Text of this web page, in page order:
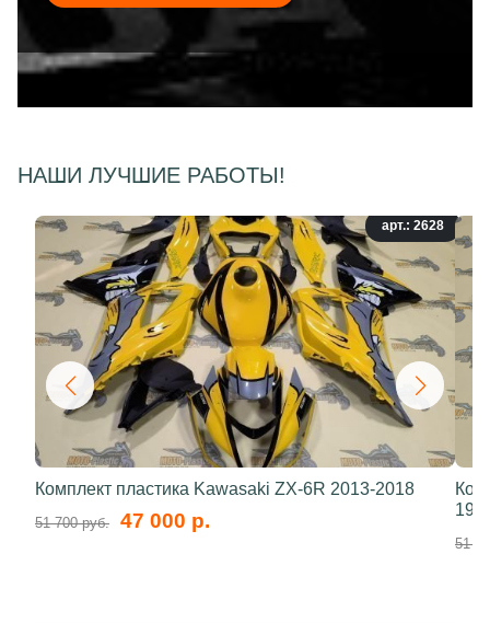
НАШИ ЛУЧШИЕ РАБОТЫ!
арт.: 2628
Комплект пластика Kawasaki ZX-6R 2013-2018
51 700 руб. 47 000 р.
51